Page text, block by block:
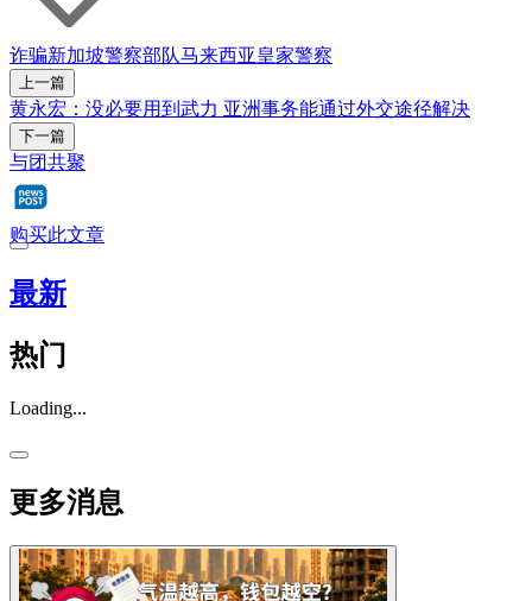
诈骗新加坡警察部队马来西亚皇家警察
上一篇
黄永宏：没必要用到武力 亚洲事务能通过外交途径解决
下一篇
与团共聚
购买此文章
最新
热门
Loading...
更多消息